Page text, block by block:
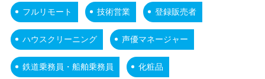
フルリモート 技術営業 登録販売者
ハウスクリーニング 声優マネージャー
鉄道乗務員・船舶乗務員 化粧品